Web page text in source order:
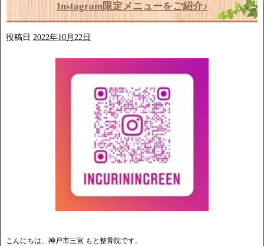
Instagram限定メニューをご紹介♪
投稿日 2022年10月22日
こんにちは、神戸市三宮 もと整骨院です。